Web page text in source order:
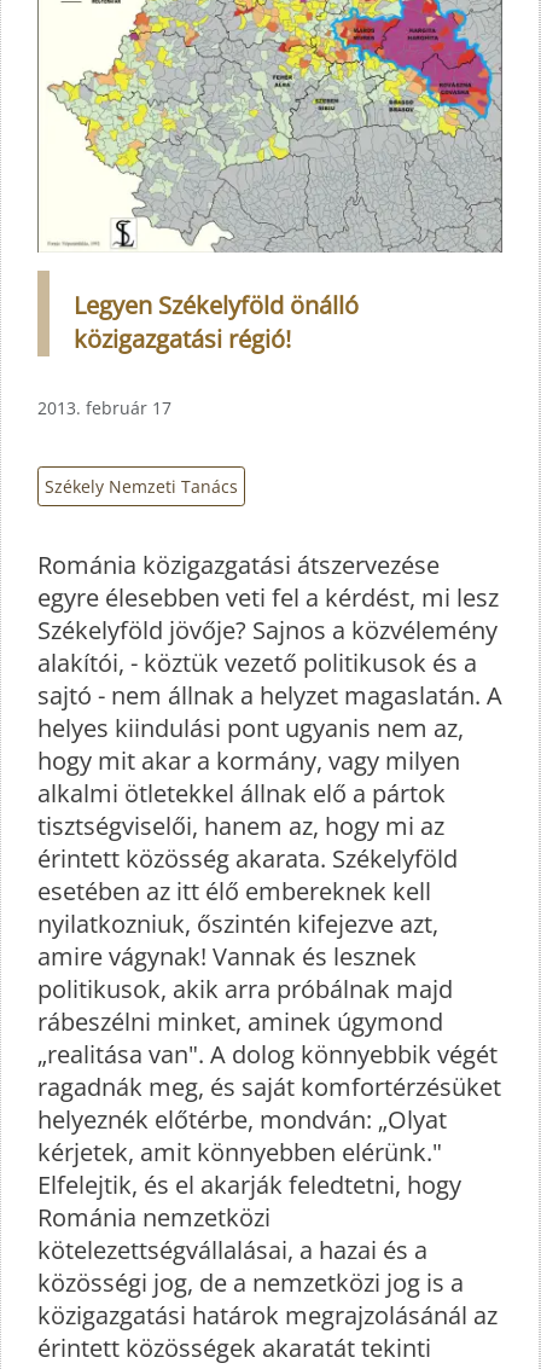
Legyen Székelyföld önálló
közigazgatási régió!
2013. február 17
Székely Nemzeti Tanács
Románia közigazgatási átszervezése
egyre élesebben veti fel a kérdést, mi lesz
Székelyföld jövője? Sajnos a közvélemény
alakítói, - köztük vezető politikusok és a
sajtó - nem állnak a helyzet magaslatán. A
helyes kiindulási pont ugyanis nem az,
hogy mit akar a kormány, vagy milyen
alkalmi ötletekkel állnak elő a pártok
tisztségviselői, hanem az, hogy mi az
érintett közösség akarata. Székelyföld
esetében az itt élő embereknek kell
nyilatkozniuk, őszintén kifejezve azt,
amire vágynak! Vannak és lesznek
politikusok, akik arra próbálnak majd
rábeszélni minket, aminek úgymond
„realitása van". A dolog könnyebbik végét
ragadnák meg, és saját komfortérzésüket
helyeznék előtérbe, mondván: „Olyat
kérjetek, amit könnyebben elérünk."
Elfelejtik, és el akarják feledtetni, hogy
Románia nemzetközi
kötelezettségvállalásai, a hazai és a
közösségi jog, de a nemzetközi jog is a
közigazgatási határok megrajzolásánál az
érintett közösségek akaratát tekinti